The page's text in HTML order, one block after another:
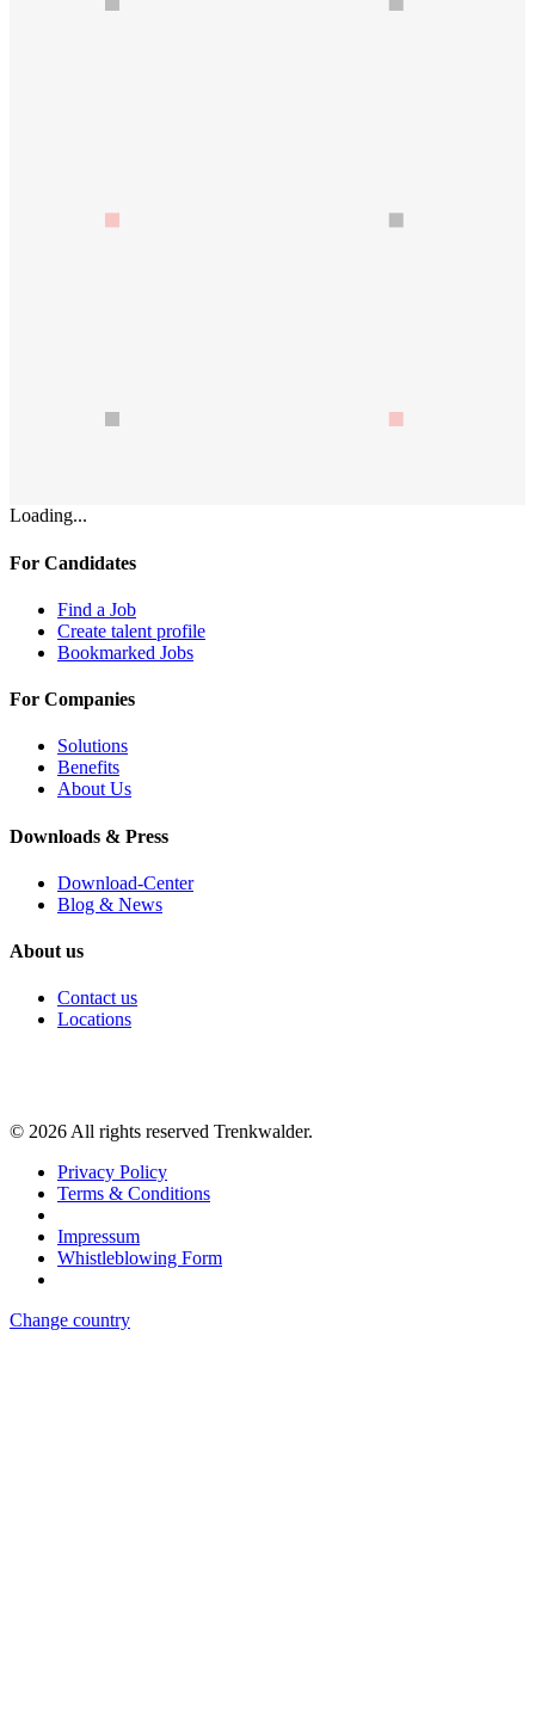
Loading...
For Candidates
Find a Job
Create talent profile
Bookmarked Jobs
For Companies
Solutions
Benefits
About Us
Downloads & Press
Download-Center
Blog & News
About us
Contact us
Locations
© 2026 All rights reserved Trenkwalder.
Privacy Policy
Terms & Conditions
Impressum
Whistleblowing Form
Change country